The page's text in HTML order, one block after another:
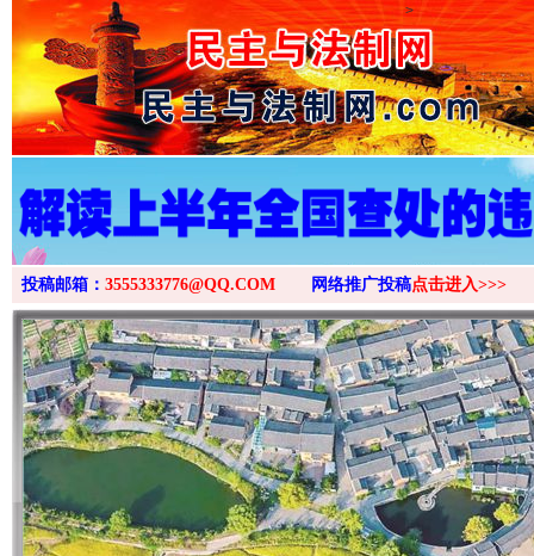
>
投稿邮箱： 3555333776@QQ.COM 网络推广投稿点击进入>>>